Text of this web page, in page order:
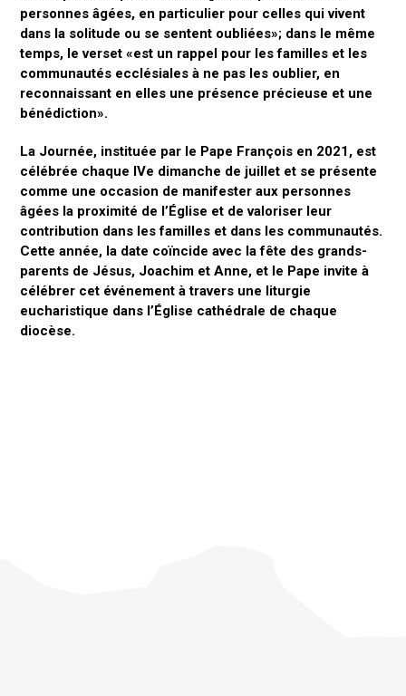
personnes âgées, en particulier pour celles qui vivent
dans la solitude ou se sentent oubliées»; dans le même
temps, le verset «est un rappel pour les familles et les
communautés ecclésiales à ne pas les oublier, en
reconnaissant en elles une présence précieuse et une
bénédiction».
La Journée, instituée par le Pape François en 2021, est
célébrée chaque IVe dimanche de juillet et se présente
comme une occasion de manifester aux personnes
âgées la proximité de l’Église et de valoriser leur
contribution dans les familles et dans les communautés.
Cette année, la date coïncide avec la fête des grands-
parents de Jésus, Joachim et Anne, et le Pape invite à
célébrer cet événement à travers une liturgie
eucharistique dans l’Église cathédrale de chaque
diocèse.